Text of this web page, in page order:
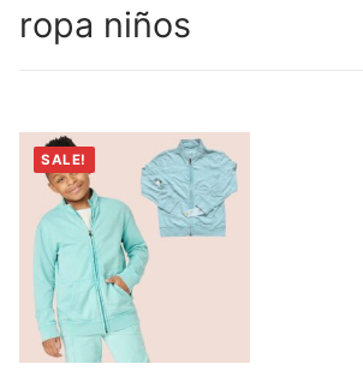
Buscar por:
ropa niños
SALE!